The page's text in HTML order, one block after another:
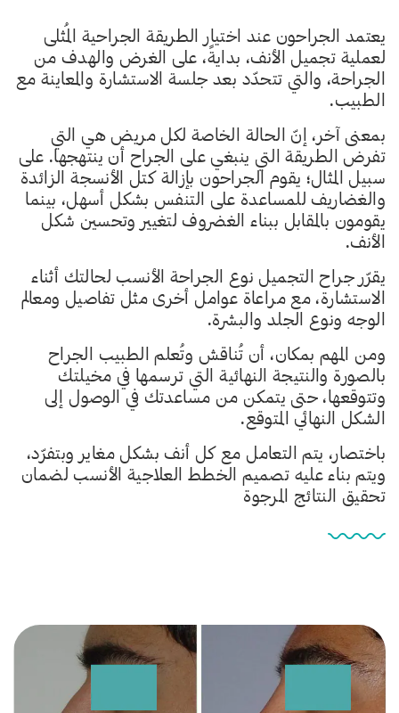
يعتمد الجراحون عند اختيار الطريقة الجراحية المُثلى
لعملية تجميل الأنف، بدايةً، على الغرض والهدف من
الجراحة، والتي تتحدّد بعد جلسة الاستشارة والمعاينة مع
الطبيب.
بمعنى آخر، إنّ الحالة الخاصة لكل مريض هي التي
تفرض الطريقة التي ينبغي على الجراح أن ينتهجها. على
سبيل المثال؛ يقوم الجراحون بإزالة كتل الأنسجة الزائدة
والغضاريف للمساعدة على التنفس بشكل أسهل، بينما
يقومون بالمقابل ببناء الغضروف لتغيير وتحسين شكل
الأنف.
يقرّر جراح التجميل نوع الجراحة الأنسب لحالتك أثناء
الاستشارة، مع مراعاة عوامل أخرى مثل تفاصيل ومعالم
الوجه ونوع الجلد والبشرة.
ومن المهم بمكان، أن تُناقش وتُعلم الطبيب الجراح
بالصورة والنتيجة النهائية التي ترسمها في مخيلتك
وتتوقعها، حتى يتمكن من مساعدتك في الوصول إلى
الشكل النهائي المتوقع.
باختصار، يتم التعامل مع كل أنف بشكل مغاير وبتفرّد،
ويتم بناء عليه تصميم الخطط العلاجية الأنسب لضمان
تحقيق النتائج المرجوة